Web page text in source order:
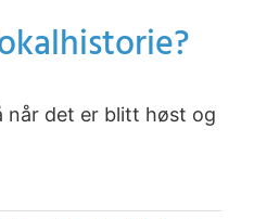
når det er blitt høst og